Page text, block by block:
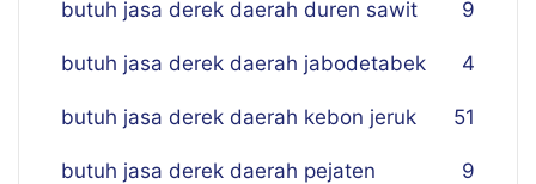
butuh jasa derek daerah duren sawit 9
butuh jasa derek daerah jabodetabek 4
butuh jasa derek daerah kebon jeruk 51
butuh jasa derek daerah pejaten 9